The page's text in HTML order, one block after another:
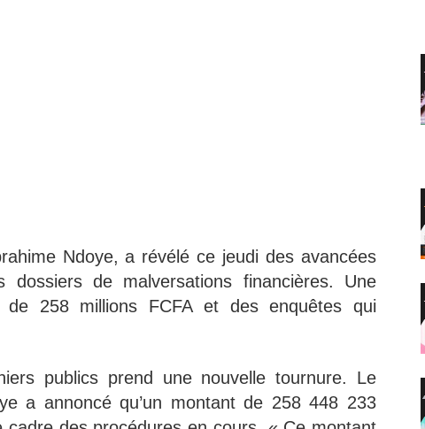
Ndoye, a révélé ce jeudi des avancées
de malversations financières. Une
258 millions FCFA et des enquêtes qui
publics prend une nouvelle tournure. Le
a annoncé qu’un montant de 258 448 233